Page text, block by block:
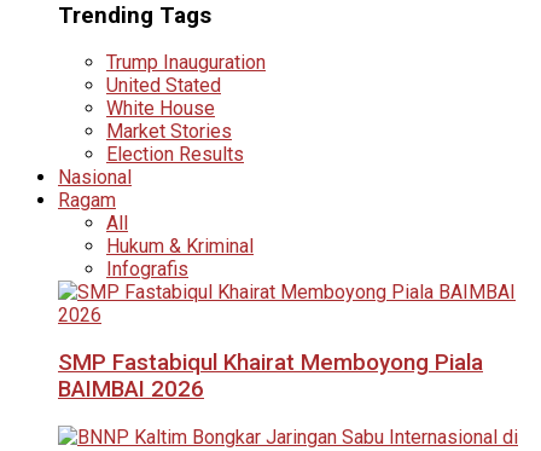
Trending Tags
Trump Inauguration
United Stated
White House
Market Stories
Election Results
Nasional
Ragam
All
Hukum & Kriminal
Infografis
SMP Fastabiqul Khairat Memboyong Piala
BAIMBAI 2026